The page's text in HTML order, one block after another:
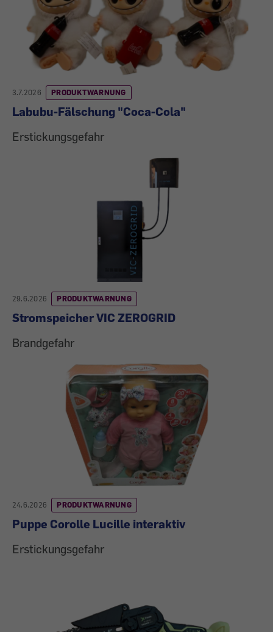
3.7.2026 PRODUKTWARNUNG
Labubu-Fälschung "Coca-Cola"
Erstickungsgefahr
29.6.2026 PRODUKTWARNUNG
Stromspeicher VIC ZEROGRID
Brandgefahr
24.6.2026 PRODUKTWARNUNG
Puppe Corolle Lucille interaktiv
Erstickungsgefahr